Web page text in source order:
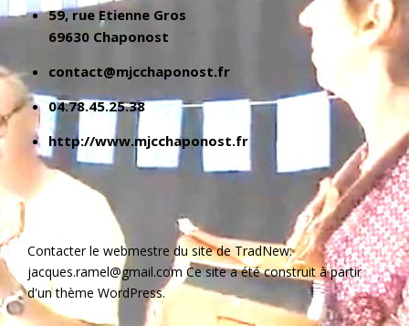
59, rue Etienne Gros
69630 Chaponost
contact@mjcchaponost.fr
04.78.45.25.38
http://www.mjcchaponost.fr
Contacter le webmestre du site de TradNew:
jacques.ramel@gmail.com Ce site a été construit à partir
d'un thème WordPress.